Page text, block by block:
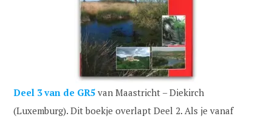
Deel 3 van de GR5 van Maastricht – Diekirch
(Luxemburg). Dit boekje overlapt Deel 2. Als je vanaf